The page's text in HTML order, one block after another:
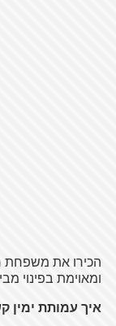
הכירו את משפחת
ומאוימת בפינוי
איך עמותת ימין